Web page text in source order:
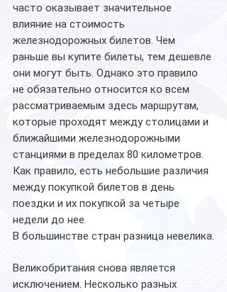
часто оказывает значительное
влияние на стоимость
железнодорожных билетов. Чем
раньше вы купите билеты, тем дешевле
они могут быть. Однако это правило
не обязательно относится ко всем
рассматриваемым здесь маршрутам,
которые проходят между столицами и
ближайшими железнодорожными
станциями в пределах 80 километров.
Как правило, есть небольшие различия
между покупкой билетов в день
поездки и их покупкой за четыре
недели до нее.
В большинстве стран разница невелика.
Великобритания снова является
исключением. Несколько разных